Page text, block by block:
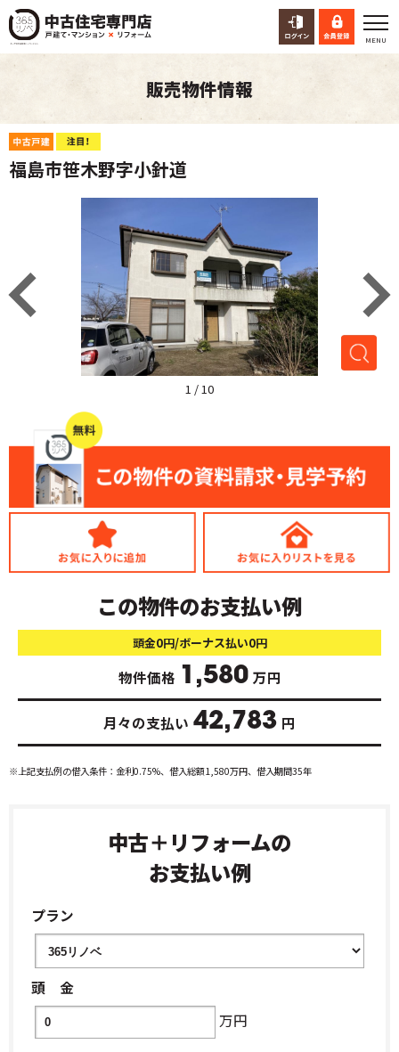
販売物件情報
福島市笹木野字小針道
1 /10
この物件のお支払い例
頭金0円/ボーナス払い0円
物件価格 1,580 万円
月々の支払い 42,783 円
※上記支払例の借入条件：金利0.75%、借入総額1,580万円、借入期間35年
中古＋リフォームの
お支払い例
プラン
頭 金
万円